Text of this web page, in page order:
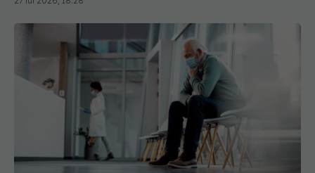
Internările și intervențiile programate se
suspendă la SCJU Constanța pe 20 iulie